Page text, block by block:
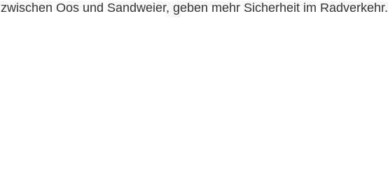
zwischen Oos und Sandweier, geben mehr Sicherheit im Radverkehr.